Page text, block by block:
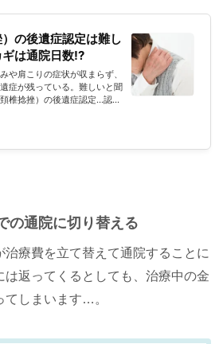
の後遺症認定は難し
は通院日数!?
や肩こりの症状が収まらず、
症が残っている。難しいと聞
椎捻挫）の後遺症認定…認定
では少なすぎない？？頭痛や
えないの？？幸い命に別状は
の通院に切り替える
療費を立て替えて通院することに
は返ってくるとしても、治療中の金
てしまいます…。